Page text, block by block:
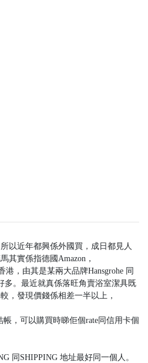
以近年都興係外國買，成日都見人
其實係指德國Amazon，
港，由其是某兩大品牌Hansgrohe 同
多。最近就真係落旺角賣浴室潔具既
，發現價錢係相差一半以上，
，可以購買時睇佢個rate同信用卡個
同SHIPPING 地址最好同一個人。